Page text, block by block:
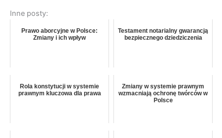
Inne posty:
Prawo aborcyjne w Polsce:
Zmiany i ich wpływ
Testament notarialny gwarancją
bezpiecznego dziedziczenia
Rola konstytucji w systemie
prawnym kluczowa dla prawa
Zmiany w systemie prawnym
wzmacniają ochronę twórców w
Polsce